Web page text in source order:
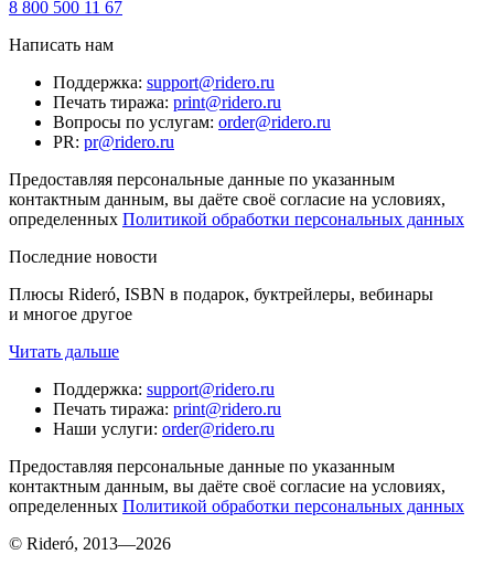
8 800 500 11 67
Написать нам
Поддержка: support@ridero.ru
Печать тиража: print@ridero.ru
Вопросы по услугам: order@ridero.ru
PR: pr@ridero.ru
Предоставляя персональные данные по указанным
контактным данным, вы даёте своё согласие на условиях,
определенных Политикой обработки персональных данных
Последние новости
Плюсы Rideró, ISBN в подарок, буктрейлеры, вебинары
и многое другое
Читать дальше
Поддержка: support@ridero.ru
Печать тиража: print@ridero.ru
Наши услуги: order@ridero.ru
Предоставляя персональные данные по указанным
контактным данным, вы даёте своё согласие на условиях,
определенных Политикой обработки персональных данных
© Rideró, 2013—2026